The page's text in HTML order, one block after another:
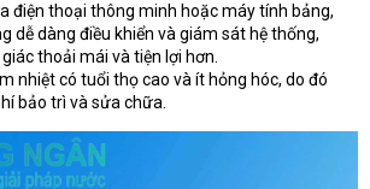
điện thoại thông minh hoặc máy tính bảng,
dễ dàng điều khiển và giám sát hệ thống,
thoải mái và tiện lợi hơn.
nhiệt có tuổi thọ cao và ít hỏng hóc, do đó
bảo trì và sửa chữa.